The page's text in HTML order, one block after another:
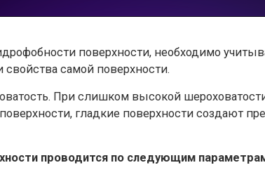
поверхности, необходимо
свойства самой поверхности.
При слишком высокой
гладкие поверхности создают
проводится по следующим